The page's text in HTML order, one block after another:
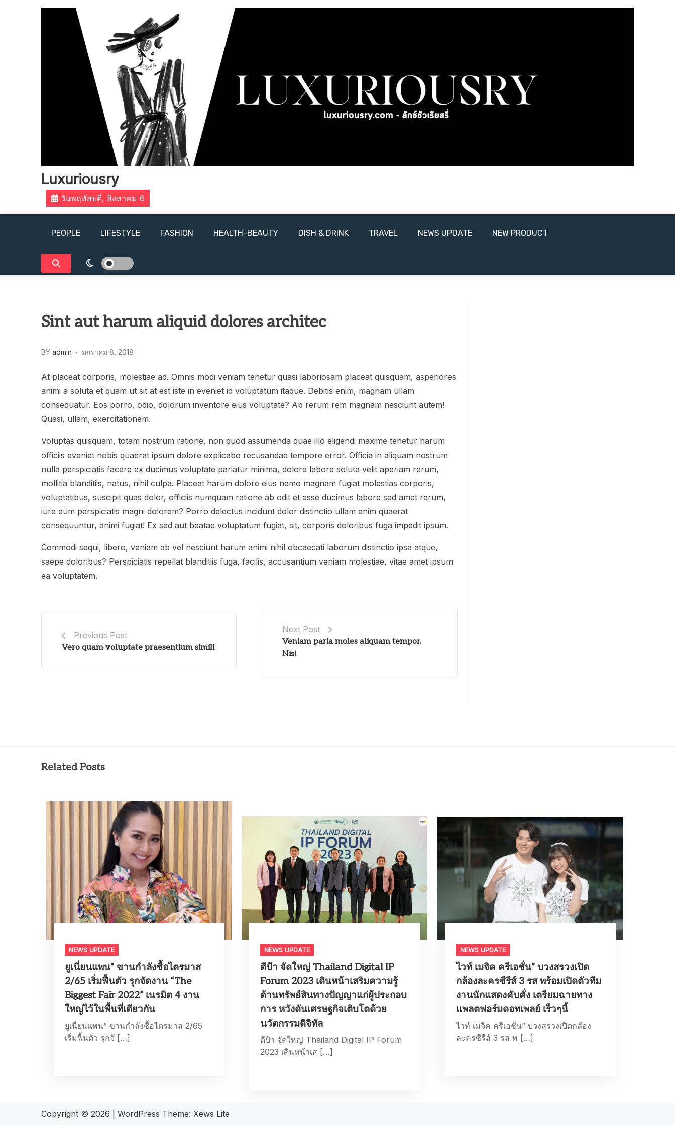
Luxuriousry
วันพฤหัสบดี, สิงหาคม 6
PEOPLE LIFESTYLE​ FASHION HEALTH-BEAUTY DISH & DRINK TRAVEL NEWS UPDATE NEW PRODUCT​
Sint aut harum aliquid dolores architec
BY admin มกราคม 8, 2018
At placeat corporis, molestiae ad. Omnis modi veniam tenetur quasi laboriosam placeat quisquam, asperiores
animi a soluta et quam ut sit at est iste in eveniet id voluptatum itaque. Debitis enim, magnam ullam
consequatur. Eos porro, odio, dolorum inventore eius voluptate? Ab rerum rem magnam nesciunt autem!
Quasi, ullam, exercitationem.
Voluptas quisquam, totam nostrum ratione, non quod assumenda quae illo eligendi maxime tenetur harum
officiis eveniet nobis quaerat ipsum dolore explicabo recusandae tempore error. Officia in aliquam nostrum
nulla perspiciatis facere ex ducimus voluptate pariatur minima, dolore labore soluta velit aperiam rerum,
mollitia blanditiis, natus, nihil culpa. Placeat harum dolore eius nemo magnam fugiat molestias corporis,
voluptatibus, suscipit quas dolor, officiis numquam ratione ab odit et esse ducimus labore sed amet rerum,
iure eum perspiciatis magni dolorem? Porro delectus incidunt dolor distinctio ullam enim quaerat
consequuntur, animi fugiat! Ex sed aut beatae voluptatum fugiat, sit, corporis doloribus fuga impedit ipsum.
Commodi sequi, libero, veniam ab vel nesciunt harum animi nihil obcaecati laborum distinctio ipsa atque,
saepe doloribus? Perspiciatis repellat blanditiis fuga, facilis, accusantium veniam molestiae, vitae amet ipsum
ea voluptatem.
Previous Post
Vero quam voluptate praesentium simili
Next Post
Veniam paria moles aliquam tempor.
Nisi
Related Posts
NEWS UPDATE
ยูเนี่ยนแพน” ขานกำลังซื้อไตรมาส
2/65 เริ่มฟื้นตัว รุกจัดงาน “The
Biggest Fair 2022” เนรมิต 4 งาน
ใหญ่ไว้ในพื้นที่เดียวกัน
ยูเนี่ยนแพน” ขานกำลังซื้อไตรมาส 2/65
เริ่มฟื้นตัว รุกจั […]
NEWS UPDATE
ดีป้า จัดใหญ่ Thailand Digital IP
Forum 2023 เดินหน้าเสริมความรู้
ด้านทรัพย์สินทางปัญญาแก่ผู้ประกอบ
การ หวังดันเศรษฐกิจเติบโตด้วย
นวัตกรรมดิจิทัล
ดีป้า จัดใหญ่ Thailand Digital IP Forum
2023 เดินหน้าเส […]
NEWS UPDATE
ไวท์ เมจิค ครีเอชั่น” บวงสรวงเปิด
กล้องละครซีรีส์ 3 รส พร้อมเปิดตัวทีม
งานนักแสดงคับคั่ง เตรียมฉายทาง
แพลตฟอร์มดอทเพลย์ เร็วๆนี้
ไวท์ เมจิค ครีเอชั่น” บวงสรวงเปิดกล้อง
ละครซีรีส์ 3 รส พ […]
Copyright © 2026 WordPress Theme: Xews Lite